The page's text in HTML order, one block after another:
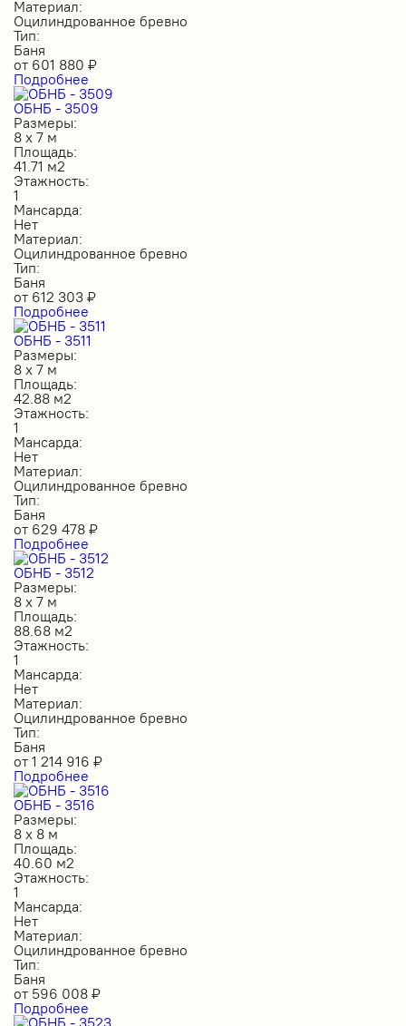
Материал:
Оцилиндрованное бревно
Тип:
Баня
от 601 880 ₽
Подробнее
ОБНБ - 3509
Размеры:
8 х 7 м
Площадь:
41.71 м2
Этажность:
1
Мансарда:
Нет
Материал:
Оцилиндрованное бревно
Тип:
Баня
от 612 303 ₽
Подробнее
ОБНБ - 3511
Размеры:
8 х 7 м
Площадь:
42.88 м2
Этажность:
1
Мансарда:
Нет
Материал:
Оцилиндрованное бревно
Тип:
Баня
от 629 478 ₽
Подробнее
ОБНБ - 3512
Размеры:
8 х 7 м
Площадь:
88.68 м2
Этажность:
1
Мансарда:
Нет
Материал:
Оцилиндрованное бревно
Тип:
Баня
от 1 214 916 ₽
Подробнее
ОБНБ - 3516
Размеры:
8 х 8 м
Площадь:
40.60 м2
Этажность:
1
Мансарда:
Нет
Материал:
Оцилиндрованное бревно
Тип:
Баня
от 596 008 ₽
Подробнее